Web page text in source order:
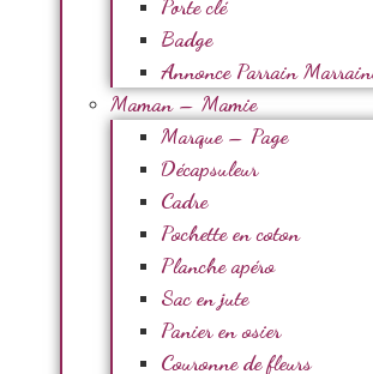
Porte clé
Badge
Annonce Parrain
Maman – Mamie
Marque – Page
Décapsuleur
Cadre
Pochette en coton
Planche apéro
Sac en jute
Panier en osier
Couronne de fleurs